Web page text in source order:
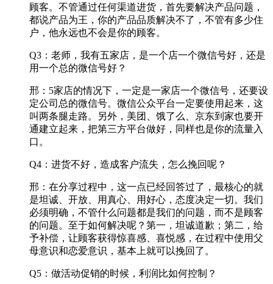
顾客。不管通过任何渠道进货，首先要解决产品问题，
都说产品为王，你的产品品质解决不了，不管有多少住
户，他永远也不会是你的顾客。
Q3：老师，我有五家店，是一个店一个微信号好，还是
用一个总的微信号好？
邢：5家店的情况下，一定是一家店一个微信号，还要设
定公司总的微信号。微信公众平台一定要使用起来，这
叫两条腿走路。另外，美团、饿了么、京东到家也要开
通建立起来，把第三方平台做好，同样也是你的流量入
口。
Q4：进货不好，造成客户流失，怎么挽回呢？
邢：在分享过程中，这一点已经回答过了，最核心的就
是坦诚、开放、用真心、用好心，态度决定一切。我们
必须明确，不管什么问题都是我们的问题，而不是顾客
的问题。至于如何解决呢？第一，坦诚道歉；第二，给
予补偿，让顾客获得惊喜感、喜悦感，在过程中使用父
母意识和恋爱意识，基本上就可以挽回了。
Q5：做活动促销的时候，利润比如何控制？